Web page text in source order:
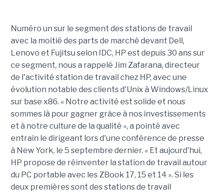
Numéro un sur le segment des stations de travail
avec la moitié des parts de marché devant Dell,
Lenovo et Fujitsu selon IDC, HP est depuis 30 ans sur
ce segment, nous a rappelé Jim Zafarana, directeur
de l'activité station de travail chez HP, avec une
évolution notable des clients d'Unix à Windows/Linux
sur base x86. « Notre activité est solide et nous
sommes là pour gagner grâce à nos investissements
et à notre culture de la qualité », a pointé avec
entrain le dirigeant lors d'une conférence de presse
à New York, le 5 septembre dernier. « Et aujourd'hui,
HP propose de réinventer la station de travail autour
du PC portable avec les ZBook 17, 15 et 14 ». Si les
deux premières sont des stations de travail